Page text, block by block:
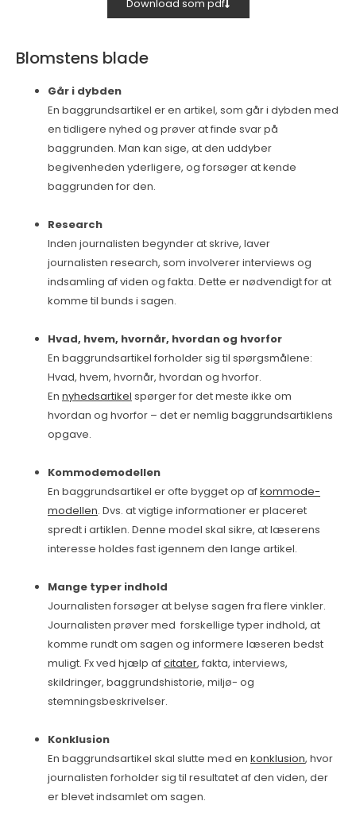
Download som pdf
Blomstens blade
Går i dybden
En baggrundsartikel er en artikel, som går i dybden med
en tidligere nyhed og prøver at finde svar på
baggrunden. Man kan sige, at den uddyber
begivenheden yderligere, og forsøger at kende
baggrunden for den.
Research
Inden journalisten begynder at skrive, laver
journalisten research, som involverer interviews og
indsamling af viden og fakta. Dette er nødvendigt for at
komme til bunds i sagen.
Hvad, hvem, hvornår, hvordan og hvorfor
En baggrundsartikel forholder sig til spørgsmålene:
Hvad, hvem, hvornår, hvordan og hvorfor.
En nyhedsartikel spørger for det meste ikke om
hvordan og hvorfor – det er nemlig baggrundsartiklens
opgave.
Kommodemodellen
En baggrundsartikel er ofte bygget op afkommode-
modellen. Dvs. at vigtige informationer er placeret
spredt i artiklen. Denne model skal sikre, at læserens
interesse holdes fast igennem den lange artikel.
Mange typer indhold
Journalisten forsøger at belyse sagen fra flere vinkler.
Journalisten prøver med forskellige typer indhold, at
komme rundt om sagen og informere læseren bedst
muligt. Fx ved hjælp afcitater, fakta, interviews,
skildringer, baggrundshistorie, miljø- og
stemningsbeskrivelser.
Konklusion
En baggrundsartikel skal slutte med en konklusion, hvor
journalisten forholder sig til resultatet af den viden, der
er blevet indsamlet om sagen.